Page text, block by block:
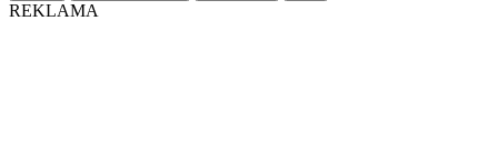
REKLAMA